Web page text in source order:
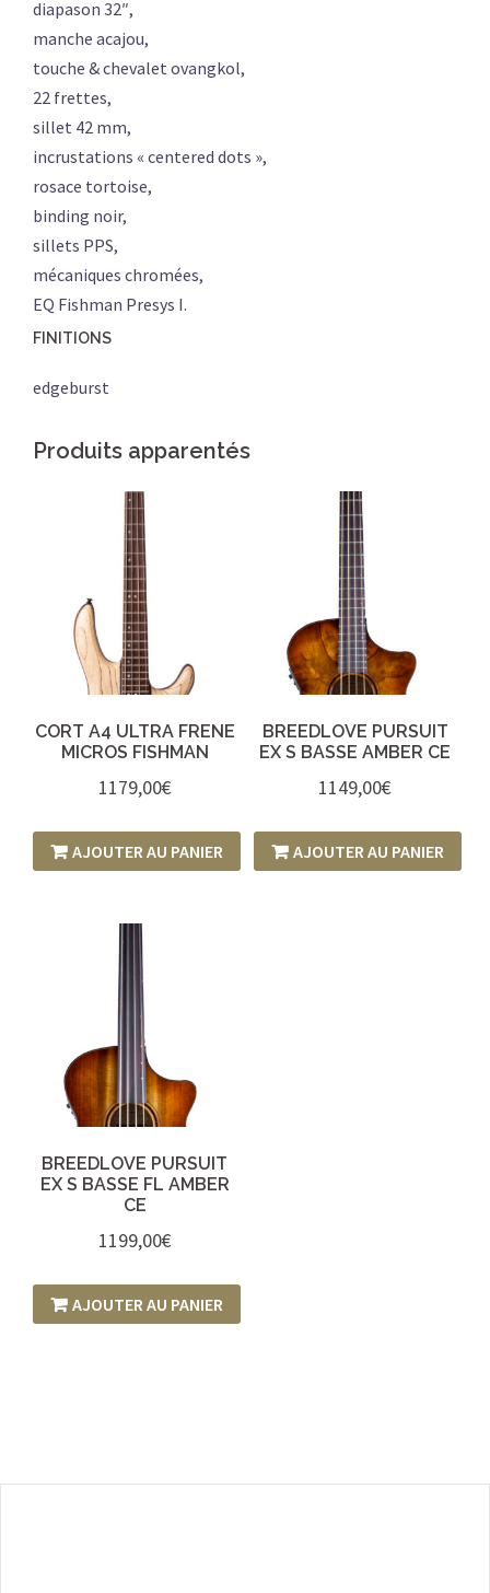
diapason 32″,
manche acajou,
touche & chevalet ovangkol,
22 frettes,
sillet 42 mm,
incrustations « centered dots »,
rosace tortoise,
binding noir,
sillets PPS,
mécaniques chromées,
EQ Fishman Presys I.
FINITIONS
edgeburst
Produits apparentés
CORT A4 ULTRA FRENE
MICROS FISHMAN
1179,00€
AJOUTER AU PANIER
BREEDLOVE PURSUIT
EX S BASSE AMBER CE
1149,00€
AJOUTER AU PANIER
BREEDLOVE PURSUIT
EX S BASSE FL AMBER
CE
1199,00€
AJOUTER AU PANIER